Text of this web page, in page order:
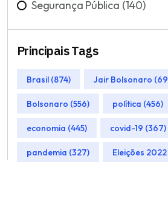
Segurança Pública (140)
Principais Tags
Brasil (874) Jair Bolsonaro
Bolsonaro (556) política (456)
economia (445) covid-19 (367)
pandemia (327) Eleições